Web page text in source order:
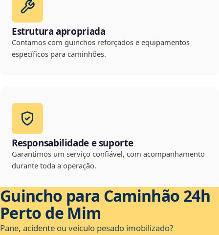
Estrutura apropriada
Contamos com guinchos reforçados e equipamentos
específicos para caminhões.
Responsabilidade e suporte
Garantimos um serviço confiável, com acompanhamento
durante toda a operação.
Guincho para Caminhão 24h
Perto de Mim
Pane, acidente ou veículo pesado imobilizado?